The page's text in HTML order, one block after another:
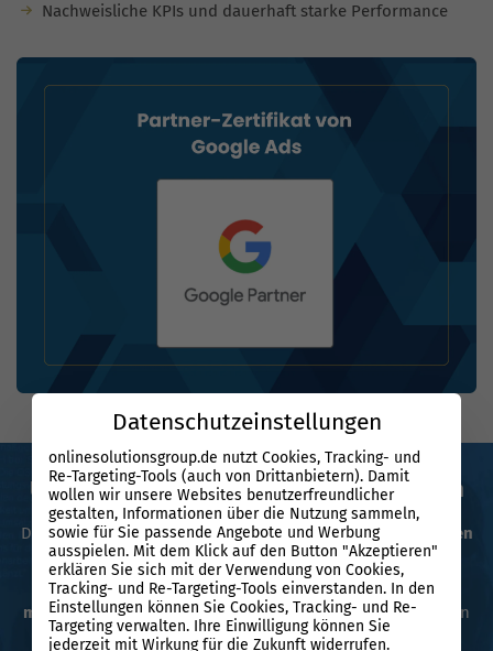
Nachweisliche KPIs und dauerhaft starke Performance
Unsere Google Ads Experten für Tuttlingen
Du willst Google Ads, die wirklich liefern? Seit über
17 Jahren
vereinen wir technisches Know-how mit persönlicher
Betreuung. Inhabergeführt und flexibel sorgen wir für
messbare Ergebnisseund maximale Performance – für dein
Wachstum.
Datenschutzeinstellungen
onlinesolutionsgroup.de nutzt Cookies, Tracking- und
Re-Targeting-Tools (auch von Drittanbietern). Damit
wollen wir unsere Websites benutzerfreundlicher
gestalten, Informationen über die Nutzung sammeln,
sowie für Sie passende Angebote und Werbung
ausspielen. Mit dem Klick auf den Button "Akzeptieren"
erklären Sie sich mit der Verwendung von Cookies,
Tracking- und Re-Targeting-Tools einverstanden. In den
Einstellungen können Sie Cookies, Tracking- und Re-
Targeting verwalten. Ihre Einwilligung können Sie
jederzeit mit Wirkung für die Zukunft widerrufen.